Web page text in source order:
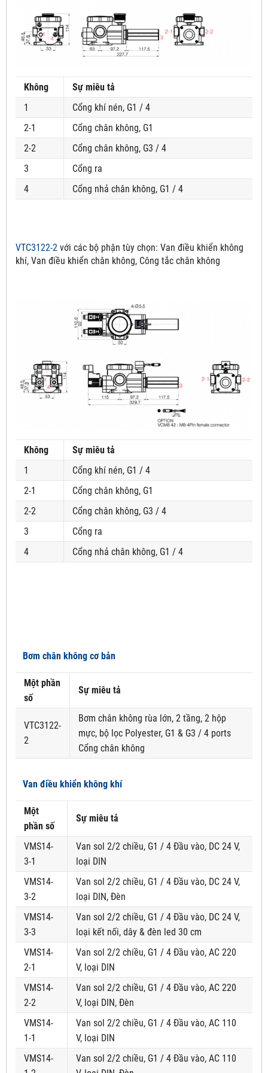
Không
Sự miêu tả
1
Cổng khí nén, G1 / 4
2-1
Cổng chân không, G1
2-2
Cổng chân không, G3 / 4
3
Cổng ra
4
Cổng nhả chân không, G1 / 4
VTC3122-2 với các bộ phận tùy chọn: Van điều khiển không
khí, Van điều khiển chân không, Công tắc chân không
Không
Sự miêu tả
1
Cổng khí nén, G1 / 4
2-1
Cổng chân không, G1
2-2
Cổng chân không, G3 / 4
3
Cổng ra
4
Cổng nhả chân không, G1 / 4
Bơm chân không cơ bản
Một phần
số
Sự miêu tả
VTC3122-
2
Bơm chân không rùa lớn, 2 tầng, 2 hộp
mực, bộ lọc Polyester, G1 & G3 / 4 ports
Cổng chân không
Van điều khiển không khí
Một
phần số
Sự miêu tả
VMS14-
3-1
Van sol 2/2 chiều, G1 / 4 Đầu vào, DC 24 V,
loại DIN
VMS14-
3-2
Van sol 2/2 chiều, G1 / 4 Đầu vào, DC 24 V,
loại DIN, Đèn
VMS14-
3-3
Van sol 2/2 chiều, G1 / 4 Đầu vào, DC 24 V,
loại kết nối, dây & đèn led 30 cm
VMS14-
2-1
Van sol 2/2 chiều, G1 / 4 Đầu vào, AC 220
V, loại DIN
VMS14-
2-2
Van sol 2/2 chiều, G1 / 4 Đầu vào, AC 220
V, loại DIN, Đèn
VMS14-
1-1
Van sol 2/2 chiều, G1 / 4 Đầu vào, AC 110
V, loại DIN
VMS14-
Van sol 2/2 chiều, G1 / 4 Đầu vào, AC 110